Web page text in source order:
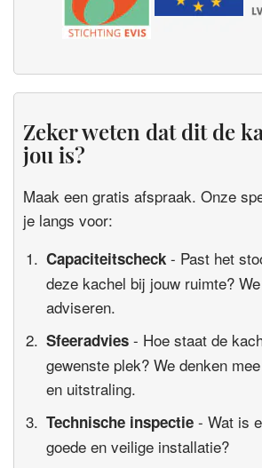
Zeker weten dat dit de
jou is?
Maak een gratis afspraak. Onze
je langs voor:
Capaciteitscheck - Past het
deze kachel bij jouw ruimte?
adviseren.
Sfeeradvies - Hoe staat de
gewenste plek? We denken
en uitstraling.
Technische inspectie - Wat is
goede en veilige installatie?